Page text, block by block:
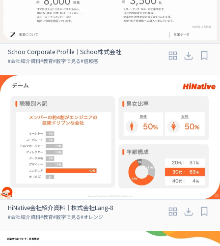
Schoo Corporate Profile｜Schoo株式会社
#会社紹介資料#教育#数字で見る#信頼感
HiNative会社紹介資料｜株式会社Lang-8
#会社紹介資料#教育#数字で見る#オレンジ